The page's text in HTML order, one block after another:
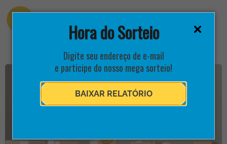
Hora do Sorteio
Digite seu endereço de e-mail
e participe do nosso mega sorteio!
BAIXAR RELATÓRIO